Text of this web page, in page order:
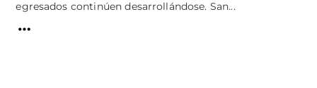
egresados continúen desarrollándose. San...